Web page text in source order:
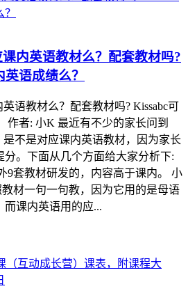
内英语教材么？配套教材吗?
语成绩么？
语教材么？配套教材吗? Kissabc可
作者: 小K 最近有不少的家长问到
是不是对应课内英语教材，因为家长
。下面从几个方面给大家分析下:
9套教材研发的，内容高于课内。 小
材一句一句教，因为它用的是母语
课内英语用的应...